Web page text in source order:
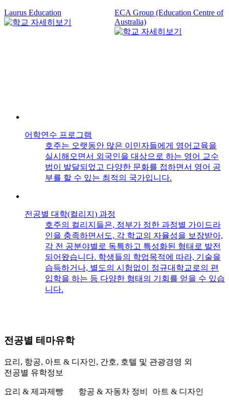
Laurus Education
ECA Group (Education Centre of
Australia)
어학연수 프로그램
호주는 오랫동안 많은 이민자들에게 영어교육을
실시해오면서 외국인을 대상으로 하는 영어 교수
법이 발달되었고 다양한 문화를 접하면서 영어 공
부를 할 수 있는 최적의 국가입니다.
전공별 대학(컬리지) 과정
호주의 컬리지들은, 정부가 정한 과정별 가이드라
인을 충족하면서도, 각 학교의 자율성을 보장받아,
각 전 공분야별로 독특하고 특성화된 형태로 발전
되어왔습니다. 학생들의 학업목적에 따라, 기술을
습득하거나, 별도의 시험없이 정규대학교로의 편
입학을 하는 등 다양한 형태의 기회를 얻을 수 있습
니다.
전공별 테마유학
요리, 항공, 아트 & 디자인, 간호, 호텔 및 관광경영 외
전공별 유학정보
요리 & 제과제빵 항공 & 자동차 정비 아트 & 디자인